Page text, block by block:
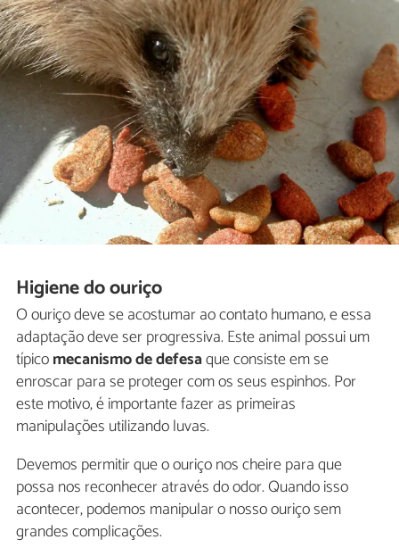
Higiene do ouriço
O ouriço deve se acostumar ao contato humano, e essa
adaptação deve ser progressiva. Este animal possui um
típicomecanismo de defesaque consiste em se
enroscar para se proteger com os seus espinhos. Por
este motivo, é importante fazer as primeiras
manipulações utilizando luvas.
Devemos permitir que o ouriço nos cheire para que
possa nos reconhecer através do odor. Quando isso
acontecer, podemos manipular o nosso ouriço sem
grandes complicações.